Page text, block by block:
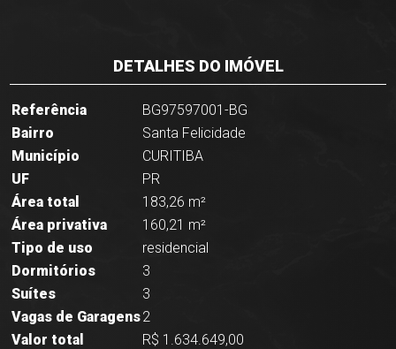
DETALHES DO IMÓVEL
Referência
BG97597001-BG
Bairro
Santa Felicidade
Município
CURITIBA
UF
PR
Área total
183,26 m²
Área privativa
160,21 m²
Tipo de uso
residencial
Dormitórios
3
Suítes
3
Vagas de Garagens2
Valor total
R$ 1.634.649,00